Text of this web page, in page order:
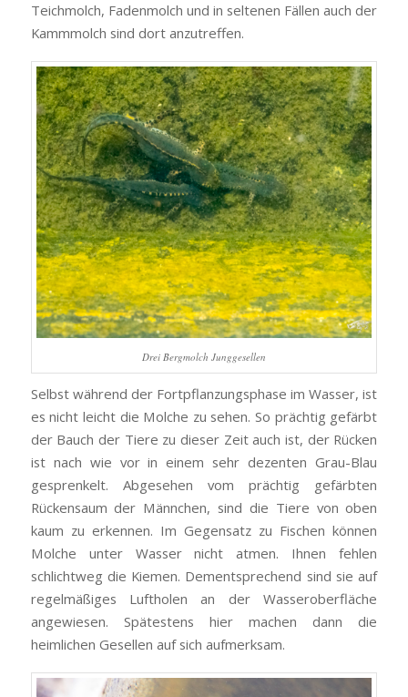
Teichmolch, Fadenmolch und in seltenen Fällen auch der
Kammmolch sind dort anzutreffen.
Drei Bergmolch Junggesellen
Selbst während der Fortpflanzungsphase im Wasser, ist
es nicht leicht die Molche zu sehen. So prächtig gefärbt
der Bauch der Tiere zu dieser Zeit auch ist, der Rücken
ist nach wie vor in einem sehr dezenten Grau-Blau
gesprenkelt. Abgesehen vom prächtig gefärbten
Rückensaum der Männchen, sind die Tiere von oben
kaum zu erkennen. Im Gegensatz zu Fischen können
Molche unter Wasser nicht atmen. Ihnen fehlen
schlichtweg die Kiemen. Dementsprechend sind sie auf
regelmäßiges Luftholen an der Wasseroberfläche
angewiesen. Spätestens hier machen dann die
heimlichen Gesellen auf sich aufmerksam.